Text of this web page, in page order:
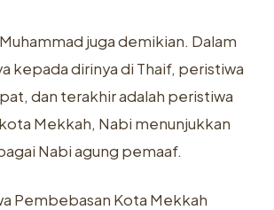
juga demikian. Dalam
kepada dirinya di Thaif, peristiwa
dan terakhir adalah peristiwa
Mekkah, Nabi menunjukkan
Nabi agung pemaaf.
Pembebasan Kota Mekkah